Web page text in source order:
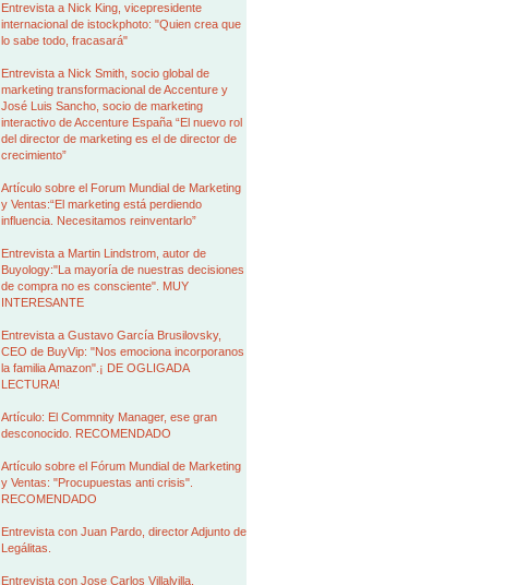
Entrevista a Nick King, vicepresidente
internacional de istockphoto: "Quien crea que
lo sabe todo, fracasará"
Entrevista a Nick Smith, socio global de
marketing transformacional de Accenture y
José Luis Sancho, socio de marketing
interactivo de Accenture España “El nuevo rol
del director de marketing es el de director de
crecimiento”
Artículo sobre el Forum Mundial de Marketing
y Ventas:“El marketing está perdiendo
influencia. Necesitamos reinventarlo”
Entrevista a Martin Lindstrom, autor de
Buyology:"La mayoría de nuestras decisiones
de compra no es consciente". MUY
INTERESANTE
Entrevista a Gustavo García Brusilovsky,
CEO de BuyVip: "Nos emociona incorporanos
la familia Amazon".¡ DE OGLIGADA
LECTURA!
Artículo: El Commnity Manager, ese gran
desconocido. RECOMENDADO
Artículo sobre el Fórum Mundial de Marketing
y Ventas: "Procupuestas anti crisis".
RECOMENDADO
Entrevista con Juan Pardo, director Adjunto de
Legálitas.
Entrevista con Jose Carlos Villalvilla,